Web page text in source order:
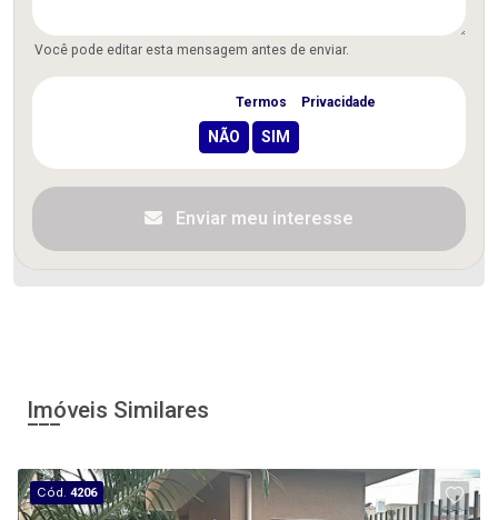
Você pode editar esta mensagem antes de enviar.
Termos Privacidade
Enviar meu interesse
Imóveis Similares
Cód.4206